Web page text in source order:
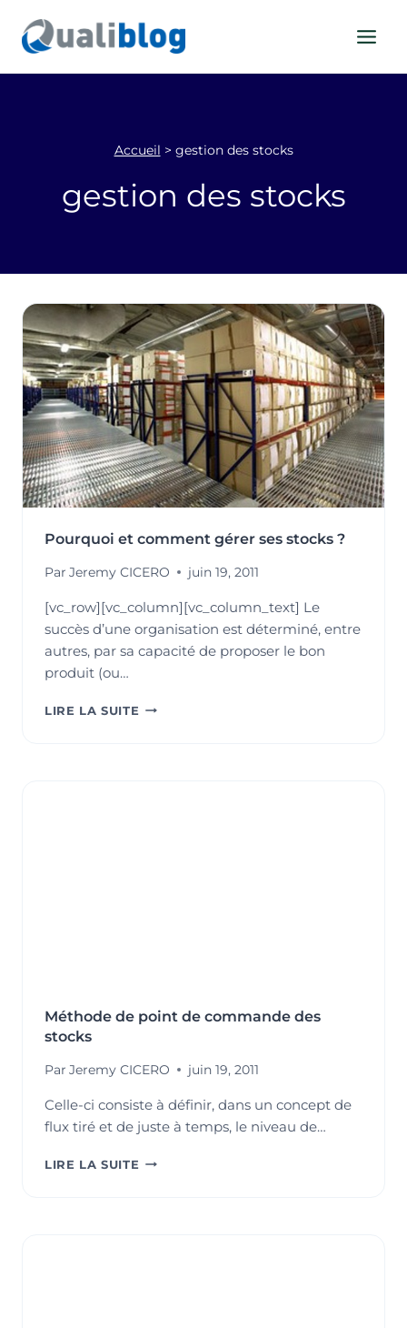
contenu
Accueil > gestion des stocks
gestion des stocks
Pourquoi et comment gérer ses stocks ?
Par Jeremy CICERO juin 19, 2011
[vc_row][vc_column][vc_column_text] Le
succès d’une organisation est déterminé, entre
autres, par sa capacité de proposer le bon
produit (ou…
LIRE LA SUITE POURQUOI
Méthode de point de commande des
stocks
Par Jeremy CICERO juin 19, 2011
Celle-ci consiste à définir, dans un concept de
flux tiré et de juste à temps, le niveau de…
LIRE LA SUITE MÉTHODE